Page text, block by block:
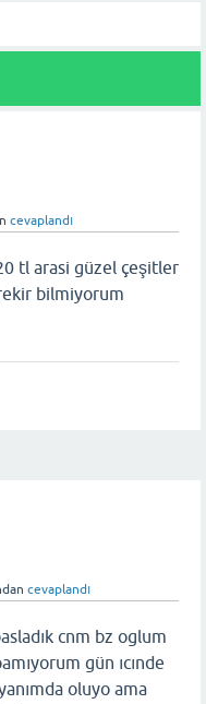
cevaplandı
tl arasi güzel çeşitler
bilmiyorum
cevaplandı
cnm bz oglum
gün ıcınde
oluyo ama